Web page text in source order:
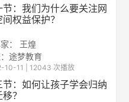
节：我们为什么要关注网
权益保护？
： 王煌
途梦教育
10-11 | 12043 次播放
节：如何让孩子学会归纳
？